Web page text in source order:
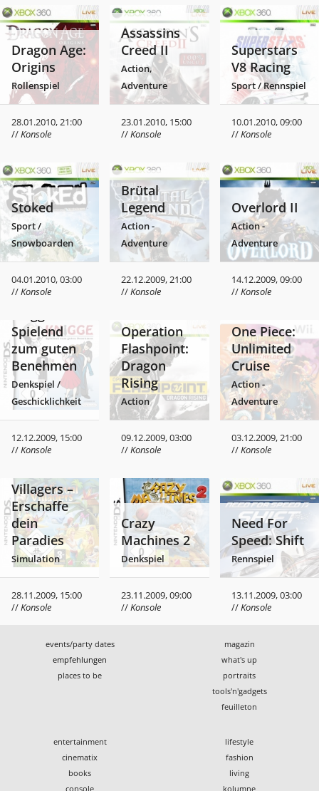
Dragon Age:
Origins
Rollenspiel
28.01.2010, 21:00
//Konsole
Assassins
Creed II
Action,
Adventure
23.01.2010, 15:00
//Konsole
Superstars
V8 Racing
Sport / Rennspiel
10.01.2010, 09:00
//Konsole
Stoked
Sport /
Snowboarden
04.01.2010, 03:00
//Konsole
Brütal
Legend
Action -
Adventure
22.12.2009, 21:00
//Konsole
Overlord II
Action -
Adventure
14.12.2009, 09:00
//Konsole
Spielend
zum guten
Benehmen
Denkspiel /
Geschicklichkeit
12.12.2009, 15:00
//Konsole
Operation
Flashpoint:
Dragon
Rising
Action
09.12.2009, 03:00
//Konsole
One Piece:
Unlimited
Cruise
Action -
Adventure
03.12.2009, 21:00
//Konsole
Villagers –
Erschaffe
dein
Paradies
Simulation
28.11.2009, 15:00
//Konsole
Crazy
Machines 2
Denkspiel
23.11.2009, 09:00
//Konsole
Need For
Speed: Shift
Rennspiel
13.11.2009, 03:00
//Konsole
events/party dates
empfehlungen
places to be
magazin
what's up
portraits
tools'n'gadgets
feuilleton
entertainment
cinematix
books
console
lifestyle
fashion
living
kolumne